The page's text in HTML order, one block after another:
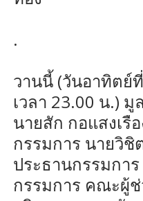
.
วานนี้ (วันอาทิตย์
เวลา 23.00 น.)
นายสัก กอแสงเรื
กรรมการ นายวิชิ
ประธานกรรมกา
กรรมการ คณะผู้